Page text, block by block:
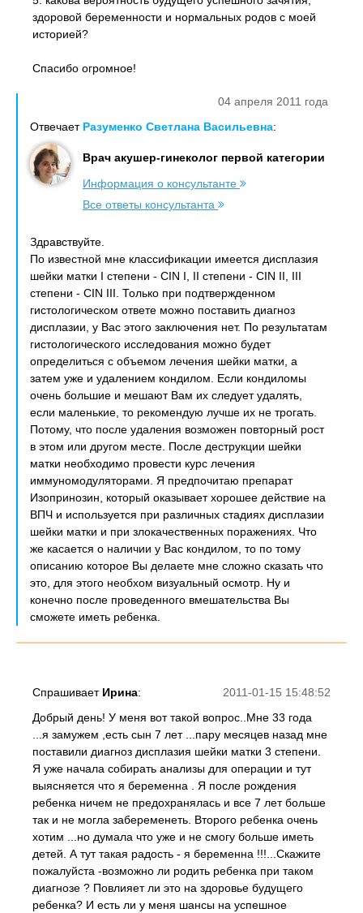
здоровой беременности и нормальных родов с моей
историей?
Спасибо огромное!
04 апреля 2011 года
Отвечает Разуменко Светлана Васильевна:
Врач акушер-гинеколог первой категории
Информация о консультанте
Все ответы консультанта
Здравствуйте.
По известной мне классификации имеется дисплазия
шейки матки I степени - CIN I, II степени - CIN II, III
степени - CIN III. Только при подтвержденном
гистологическом ответе можно поставить диагноз
дисплазии, у Вас этого заключения нет. По результатам
гистологического исследования можно будет
определиться с объемом лечения шейки матки, а
затем уже и удалением кондилом. Если кондиломы
очень большие и мешают Вам их следует удалять,
если маленькие, то рекомендую лучше их не трогать.
Потому, что после удаления возможен повторный рост
в этом или другом месте. После деструкции шейки
матки необходимо провести курс лечения
иммуномодуляторами. Я предпочитаю препарат
Изопринозин, который оказывает хорошее действие на
ВПЧ и используется при различных стадиях дисплазии
шейки матки и при злокачественных поражениях. Что
же касается о наличии у Вас кондилом, то по тому
описанию которое Вы делаете мне сложно сказать что
это, для этого необхом визуальный осмотр. Ну и
конечно после проведенного вмешательства Вы
сможете иметь ребенка.
2011-01-15 15:48:52
Спрашивает Ирина:
Добрый день! У меня вот такой вопрос..Мне 33 года
...я замужем ,есть сын 7 лет ...пару месяцев назад мне
поставили диагноз дисплазия шейки матки 3 степени.
Я уже начала собирать анализы для операции и тут
выясняется что я беременна . Я после рождения
ребенка ничем не предохранялась и все 7 лет больше
так и не могла забеременеть. Второго ребенка очень
хотим ...но думала что уже и не смогу больше иметь
детей. А тут такая радость - я беременна !!!...Скажите
пожалуйста -возможно ли родить ребенка при таком
диагнозе ? Повлияет ли это на здоровье будущего
ребенка? И есть ли у меня шансы на успешное